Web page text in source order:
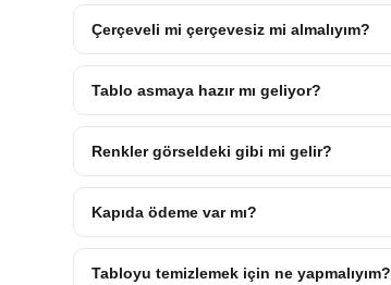
Çerçeveli mi çerçevesiz mi almalıyım?
Tablo asmaya hazır mı geliyor?
Renkler görseldeki gibi mi gelir?
Kapıda ödeme var mı?
Tabloyu temizlemek için ne yapmalıyım?